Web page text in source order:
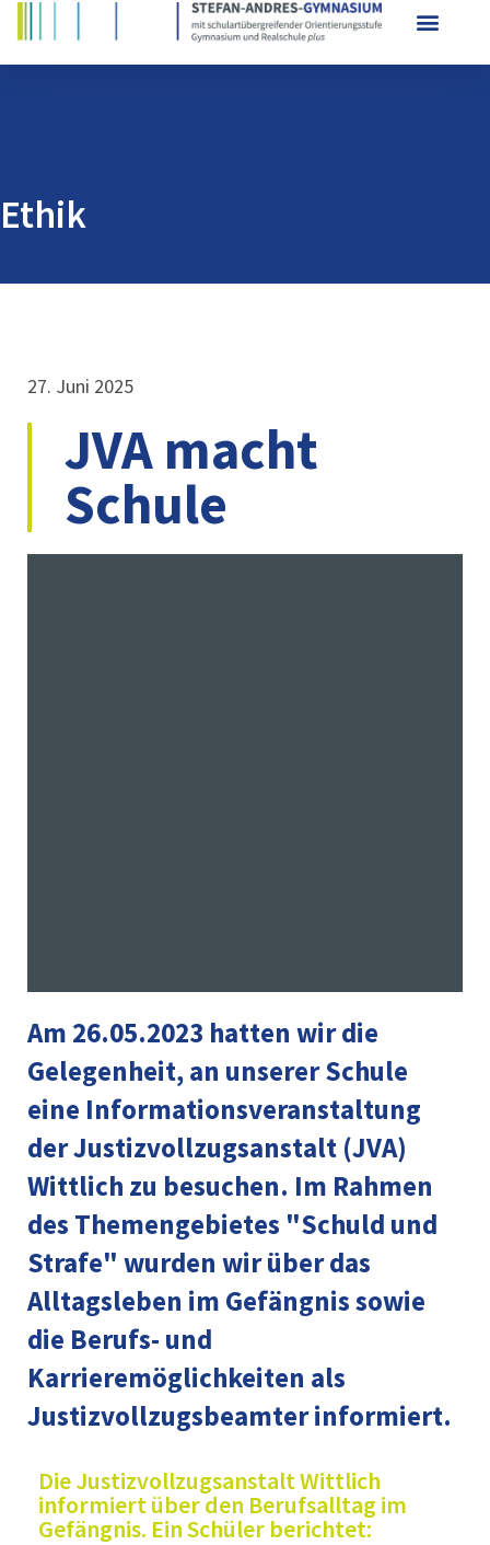
Ethik
27. Juni 2025
JVA macht
Schule
Am 26.05.2023 hatten wir die
Gelegenheit, an unserer Schule
eine Informationsveranstaltung
der Justizvollzugsanstalt (JVA)
Wittlich zu besuchen. Im Rahmen
des Themengebietes "Schuld und
Strafe" wurden wir über das
Alltagsleben im Gefängnis sowie
die Berufs- und
Karrieremöglichkeiten als
Justizvollzugsbeamter informiert.
Die Justizvollzugsanstalt Wittlich
informiert über den Berufsalltag im
Gefängnis. Ein Schüler berichtet: